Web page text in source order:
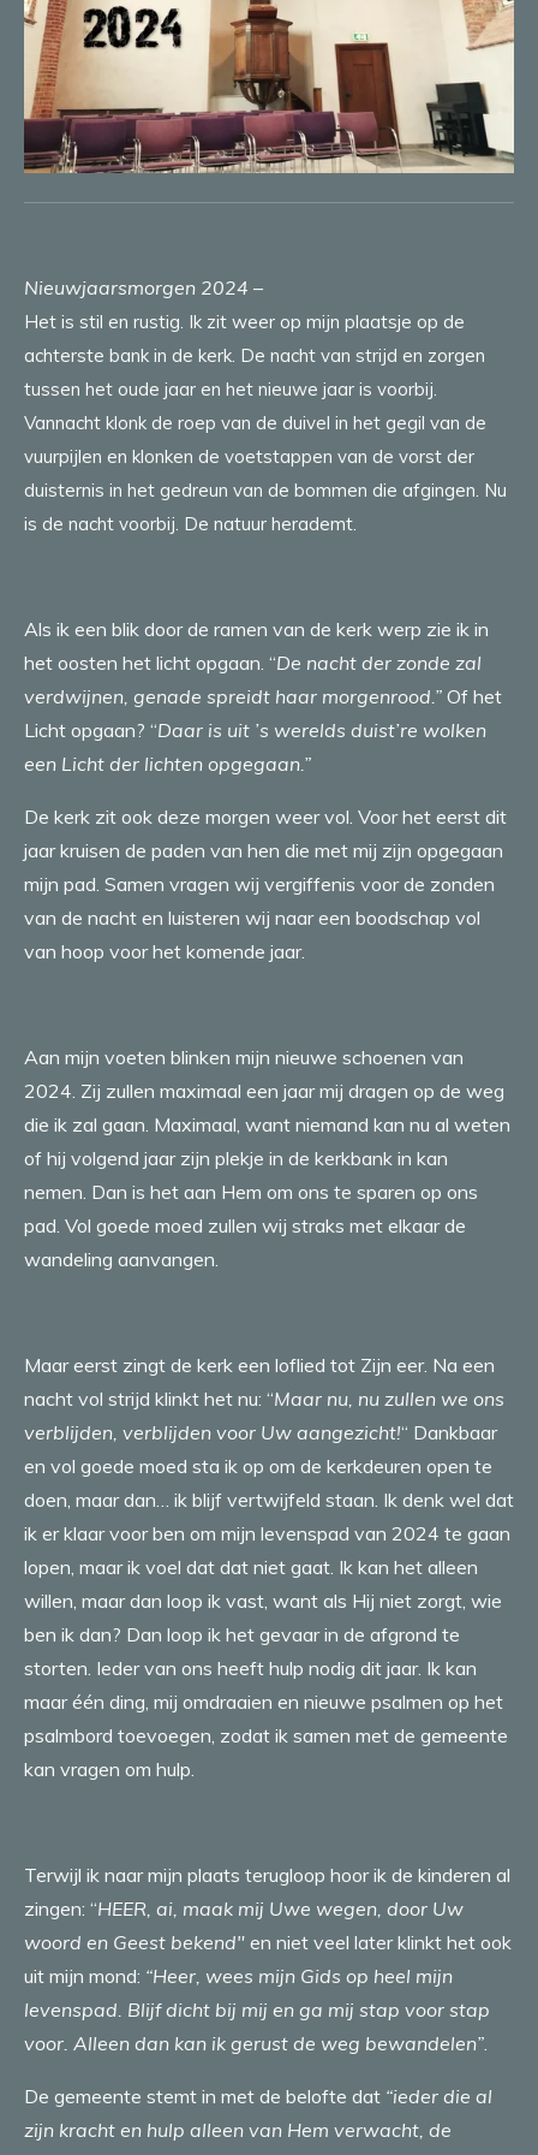
Nieuwjaarsmorgen 2024 –
Het is stil en rustig. Ik zit weer op mijn plaatsje op de
achterste bank in de kerk. De nacht van strijd en zorgen
tussen het oude jaar en het nieuwe jaar is voorbij.
Vannacht klonk de roep van de duivel in het gegil van de
vuurpijlen en klonken de voetstappen van de vorst der
duisternis in het gedreun van de bommen die afgingen. Nu
is de nacht voorbij. De natuur herademt.
Als ik een blik door de ramen van de kerk werp zie ik in
het oosten het licht opgaan. “De nacht der zonde zal
verdwijnen, genade spreidt haar morgenrood.” Of het
Licht opgaan? “Daar is uit ’s werelds duist’re wolken
een Licht der lichten opgegaan.”
De kerk zit ook deze morgen weer vol. Voor het eerst dit
jaar kruisen de paden van hen die met mij zijn opgegaan
mijn pad. Samen vragen wij vergiffenis voor de zonden
van de nacht en luisteren wij naar een boodschap vol
van hoop voor het komende jaar.
Aan mijn voeten blinken mijn nieuwe schoenen van
2024. Zij zullen maximaal een jaar mij dragen op de weg
die ik zal gaan. Maximaal, want niemand kan nu al weten
of hij volgend jaar zijn plekje in de kerkbank in kan
nemen. Dan is het aan Hem om ons te sparen op ons
pad. Vol goede moed zullen wij straks met elkaar de
wandeling aanvangen.
Maar eerst zingt de kerk een loflied tot Zijn eer. Na een
nacht vol strijd klinkt het nu: “Maar nu, nu zullen we ons
verblijden, verblijden voor Uw aangezicht!“ Dankbaar
en vol goede moed sta ik op om de kerkdeuren open te
doen, maar dan… ik blijf vertwijfeld staan. Ik denk wel dat
ik er klaar voor ben om mijn levenspad van 2024 te gaan
lopen, maar ik voel dat dat niet gaat. Ik kan het alleen
willen, maar dan loop ik vast, want als Hij niet zorgt, wie
ben ik dan? Dan loop ik het gevaar in de afgrond te
storten. Ieder van ons heeft hulp nodig dit jaar. Ik kan
maar één ding, mij omdraaien en nieuwe psalmen op het
psalmbord toevoegen, zodat ik samen met de gemeente
kan vragen om hulp.
Terwijl ik naar mijn plaats terugloop hoor ik de kinderen al
zingen: “HEER, ai, maak mij Uwe wegen, door Uw
woord en Geest bekend" en niet veel later klinkt het ook
uit mijn mond: “Heer, wees mijn Gids op heel mijn
levenspad. Blijf dicht bij mij en ga mij stap voor stap
voor. Alleen dan kan ik gerust de weg bewandelen”.
De gemeente stemt in met de belofte dat “ieder die al
zijn kracht en hulp alleen van Hem verwacht, de